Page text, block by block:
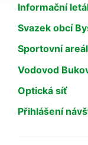
Informační
Svazek obcí
Sportovní areál
Vodovod
Optická síť
Přihlášení